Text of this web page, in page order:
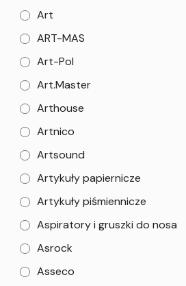
Art
ART-MAS
Art-Pol
Art.Master
Arthouse
Artnico
Artsound
Artykuły papiernicze
Artykuły piśmiennicze
Aspiratory i gruszki do nosa
Asrock
Asseco